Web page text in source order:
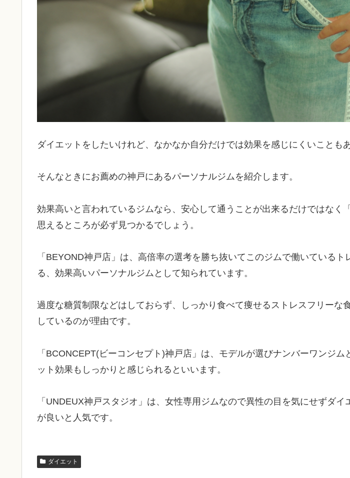
ダイエットをしたいけれど、なかなか自分だけでは効果を感じにくいこともあ
そんなときにお薦めの神戸にあるパーソナルジムを紹介します。
効果高いと言われているジムなら、安心して通うことが出来るだけではなく
思えるところが必ず見つかるでしょう。
「BEYOND神戸店」は、高倍率の選考を勝ち抜いてこのジムで働いているト
る、効果高いパーソナルジムとして知られています。
過度な糖質制限などはしておらず、しっかり食べて痩せるストレスフリーな
しているのが理由です。
「BCONCEPT(ビーコンセプト)神戸店」は、モデルが選びナンバーワンジム
ット効果もしっかりと感じられるといいます。
「UNDEUX神戸スタジオ」は、女性専用ジムなので異性の目を気にせずダイ
が良いと人気です。
ダイエット